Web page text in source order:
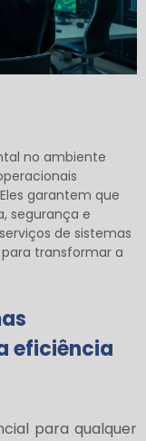
no ambiente
garantem que
segurança e
de sistemas
transformar a
eficiência
para qualquer